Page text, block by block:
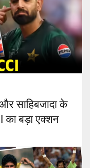
साहिबजादा के
बड़ा एक्शन